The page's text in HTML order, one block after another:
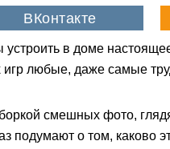
в доме
любые, даже самые
смешных фото,
подумают о том, каково